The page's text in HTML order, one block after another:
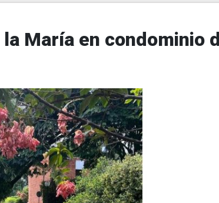
María en condominio